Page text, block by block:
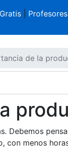
| Profesores
de la
Debemos
con menos